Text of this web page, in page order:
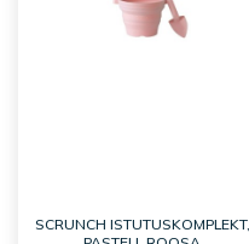
SCRUNCH ISTUTUSKOMPLEKT,